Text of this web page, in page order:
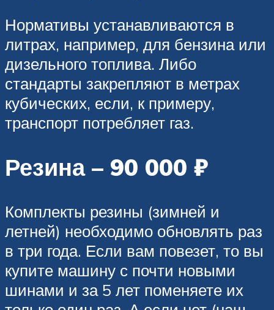
Нормативы устанавливаются в
литрах, например, для бензина или
дизельного топлива. Либо
стандарты закрепляют в метрах
кубических, если, к примеру,
транспорт потребляет газ.
Резина – 90 000 ₽
Комплекты резины (зимней и
летней) необходимо обновлять раз
в три года. Если вам повезет, то вы
купите машину с почти новыми
шинами и за 5 лет поменяете их